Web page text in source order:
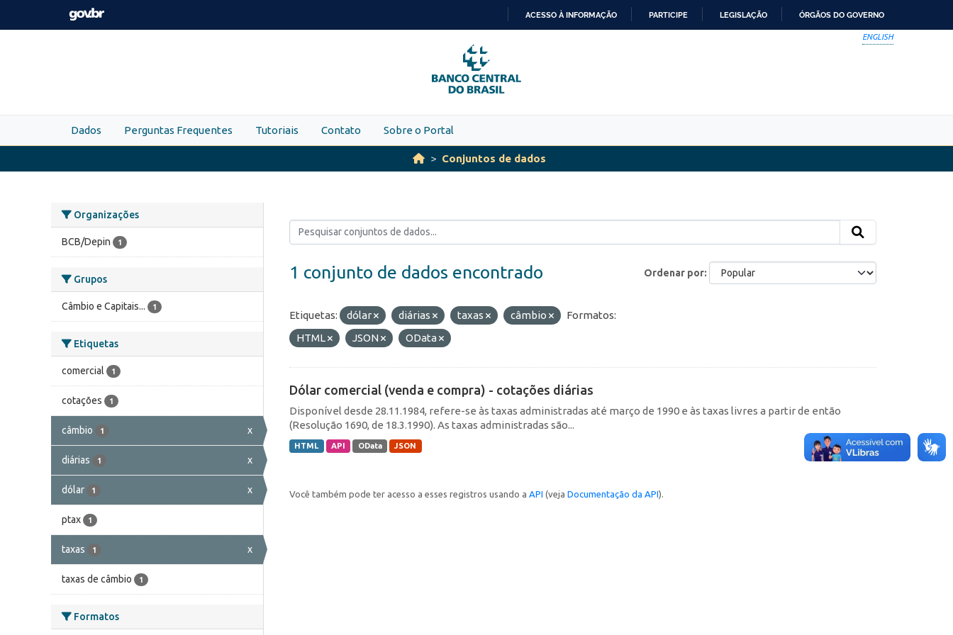
Skip to main content
PARA
O
CONTEÚDO
ACESSO À INFORMAÇÃO PARTICIPE LEGISLAÇÃO ÓRGÃOS DO GOVERNO
ENGLISH
Dados Perguntas Frequentes Tutoriais Contato Sobre o Portal
Conjuntos de dados
Organizações
BCB/Depin 1
Grupos
Câmbio e Capitais... 1
Etiquetas
comercial 1
cotações 1
câmbio 1 x
diárias 1 x
dólar 1 x
ptax 1
taxas 1 x
taxas de câmbio 1
Formatos
Ordenar por
1 conjunto de dados encontrado
Etiquetas: dólar diárias taxas câmbio
Formatos:
HTML
JSON OData
Dólar comercial (venda e compra) - cotações diárias
Disponível desde 28.11.1984, refere-se às taxas administradas até março de 1990 e às taxas livres a partir de então
(Resolução 1690, de 18.3.1990). As taxas administradas são...
HTML API OData JSON
Você também pode ter acesso a esses registros usando a API (veja Documentação da API).